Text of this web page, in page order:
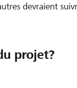
devraient
projet?